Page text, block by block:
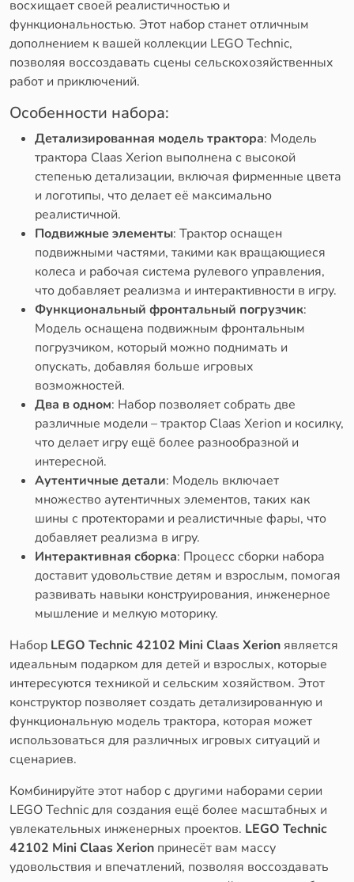
восхищает своей реалистичностью и
функциональностью. Этот набор станет отличным
дополнением к вашей коллекции LEGO Technic,
позволяя воссоздавать сцены сельскохозяйственных
работ и приключений.
Особенности набора:
Детализированная модель трактора: Модель
трактора Claas Xerion выполнена с высокой
степенью детализации, включая фирменные цвета
и логотипы, что делает её максимально
реалистичной.
Подвижные элементы: Трактор оснащен
подвижными частями, такими как вращающиеся
колеса и рабочая система рулевого управления,
что добавляет реализма и интерактивности в игру.
Функциональный фронтальный погрузчик:
Модель оснащена подвижным фронтальным
погрузчиком, который можно поднимать и
опускать, добавляя больше игровых
возможностей.
Два в одном: Набор позволяет собрать две
различные модели – трактор Claas Xerion и косилку,
что делает игру ещё более разнообразной и
интересной.
Аутентичные детали: Модель включает
множество аутентичных элементов, таких как
шины с протекторами и реалистичные фары, что
добавляет реализма в игру.
Интерактивная сборка: Процесс сборки набора
доставит удовольствие детям и взрослым, помогая
развивать навыки конструирования, инженерное
мышление и мелкую моторику.
Набор LEGO Technic 42102 Mini Claas Xerion является
идеальным подарком для детей и взрослых, которые
интересуются техникой и сельским хозяйством. Этот
конструктор позволяет создать детализированную и
функциональную модель трактора, которая может
использоваться для различных игровых ситуаций и
сценариев.
Комбинируйте этот набор с другими наборами серии
LEGO Technic для создания ещё более масштабных и
увлекательных инженерных проектов. LEGO Technic
42102 Mini Claas Xerion принесёт вам массу
удовольствия и впечатлений, позволяя воссоздавать